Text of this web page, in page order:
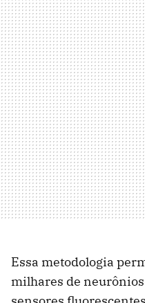
Essa metodologia
milhares de